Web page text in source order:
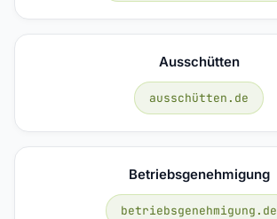
Ausschütten
ausschütten.de
Betriebsgenehmigung
betriebsgenehmigung.de